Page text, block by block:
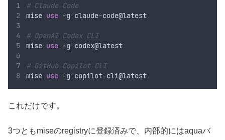
# Claude Code
mise use -g claude-code@latest
# OpenAI Codex CLI
mise use -g codex@latest
# GitHub Copilot CLI
mise use -g copilot-cli@latest
これだけです。
3つともmiseのregistryに登録済みで、内部的にはaquaバ